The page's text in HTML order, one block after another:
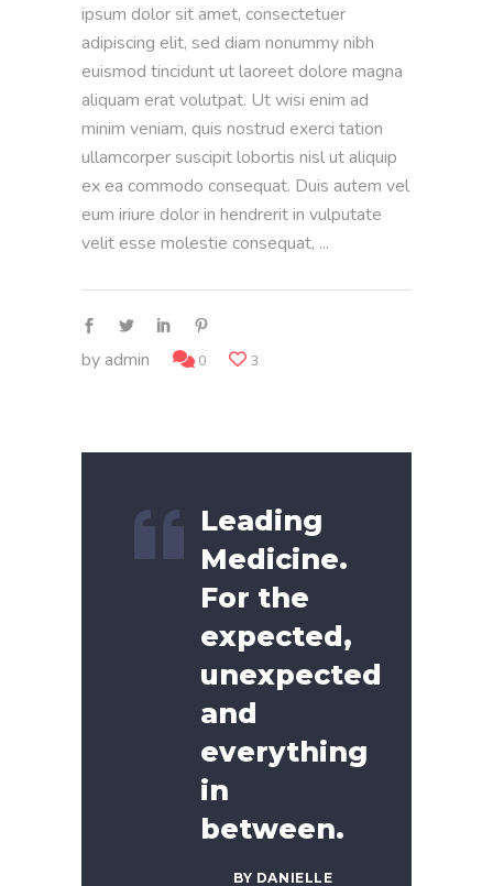
ipsum dolor sit amet, consectetuer
adipiscing elit, sed diam nonummy nibh
euismod tincidunt ut laoreet dolore magna
aliquam erat volutpat. Ut wisi enim ad
minim veniam, quis nostrud exerci tation
ullamcorper suscipit lobortis nisl ut aliquip
ex ea commodo consequat. Duis autem vel
eum iriure dolor in hendrerit in vulputate
velit esse molestie consequat,
byadmin 0 3
Leading
Medicine.
For the
expected,
unexpected
and
everything
in
between.
BY DANIELLE